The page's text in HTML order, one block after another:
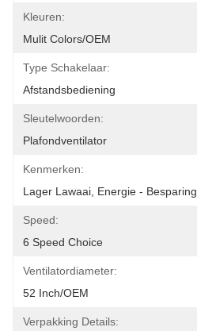
Kleuren:
Mulit Colors/OEM
Type Schakelaar:
Afstandsbediening
Sleutelwoorden:
Plafondventilator
Kenmerken:
Lager Lawaai, Energie - Besparing
Speed:
6 Speed Choice
Ventilatordiameter:
52 Inch/OEM
Verpakking Details: